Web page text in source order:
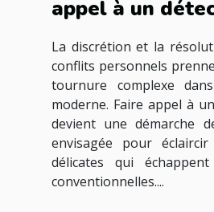
appel à un
personnelles
La discrétion et la
conflits personnels
tournure complexe
moderne. Faire appel à
devient une démarche
envisagée pour
délicates qui
conventionnelles....